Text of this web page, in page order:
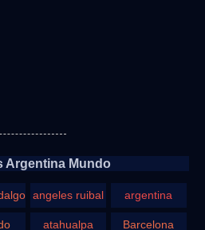
Argentina Mundo
angeles ruibal argentina
atahualpa
Barcelona